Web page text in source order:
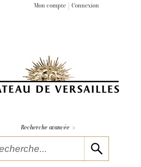
Mon compte Connexion
Recherche avancée >